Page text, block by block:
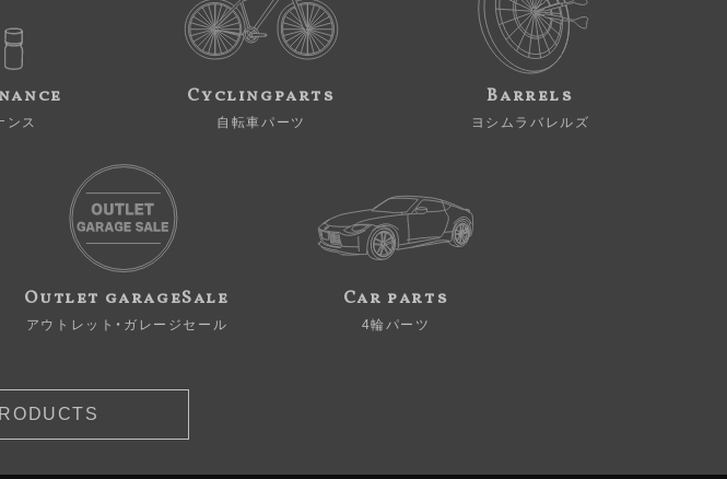
ンス
Cyclingparts
自転車パーツ
Barrels
ヨシムラバレルズ
Outlet garageSale
アウトレット・ガレージセール
Car parts
4輪パーツ